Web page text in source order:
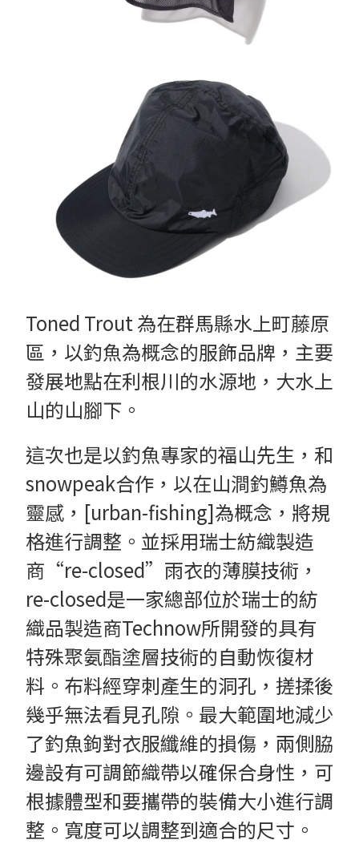
Toned Trout 為在群馬縣水上町藤原
區，以釣魚為概念的服飾品牌，主要
發展地點在利根川的水源地，大水上
山的山腳下。
這次也是以釣魚專家的福山先生，和
snowpeak合作，以在山澗釣鱒魚為
靈感，[urban-fishing]為概念，將規
格進行調整。並採用瑞士紡織製造
商“re-closed”雨衣的薄膜技術，
re-closed是一家總部位於瑞士的紡
織品製造商Technow所開發的具有
特殊聚氨酯塗層技術的自動恢復材
料。布料經穿刺產生的洞孔，搓揉後
幾乎無法看見孔隙。最大範圍地減少
了釣魚鉤對衣服纖維的損傷，兩側脇
邊設有可調節織帶以確保合身性，可
根據體型和要攜帶的裝備大小進行調
整。寬度可以調整到適合的尺寸。